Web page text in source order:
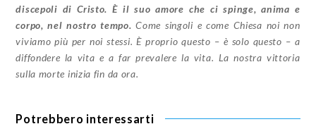
discepoli di Cristo. È il suo amore che ci spinge, anima e
corpo, nel nostro tempo. Come singoli e come Chiesa noi non
viviamo più per noi stessi. È proprio questo – è solo questo – a
diffondere la vita e a far prevalere la vita. La nostra vittoria
sulla morte inizia fin da ora.
Potrebbero interessarti